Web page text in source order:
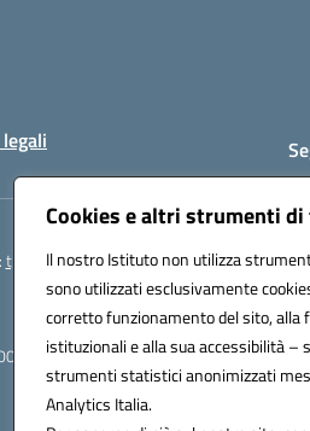
Cookies e altri strumenti
Il nostro Istituto non utilizza
sono utilizzati esclusivamente
corretto funzionamento del sito, alla
istituzionali e alla sua accessibilità –
strumenti statistici anonimizzati
Analytics Italia.
tpic81800e@pec.istruzione.it